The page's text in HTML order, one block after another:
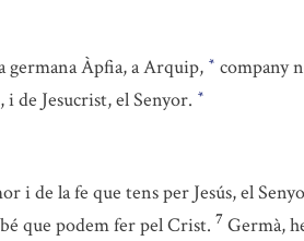
germana Àpfia, a Arquip, * company
de Jesucrist, el Senyor. *
i de la fe que tens per Jesús, el
que podem fer pel Crist. 7 Germà,